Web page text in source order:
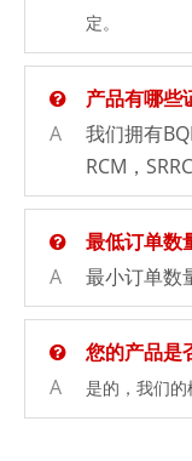
定。
产品有哪些
A
我们拥有
RCM，
最低订单数
A
最小订单数
您的产品是
A
是的，我们的